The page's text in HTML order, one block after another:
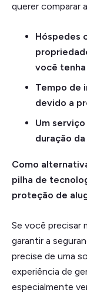
querer comparar
Hóspedes
você
Tempo de
devido a
Um
duração
Como
pilha de
proteção de
Se você precisar
garantir a
precise de uma
experiência de
especialmente